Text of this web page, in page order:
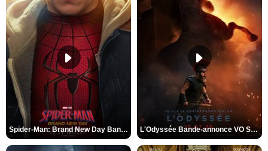
Spider-Man: Brand New Day Bande-annonce VO STFR L'Odyssée Bande-annonce VO STFR